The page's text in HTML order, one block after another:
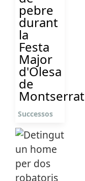
pebre
durant
la
Festa
Major
d'Olesa
de
Montserrat
Successos